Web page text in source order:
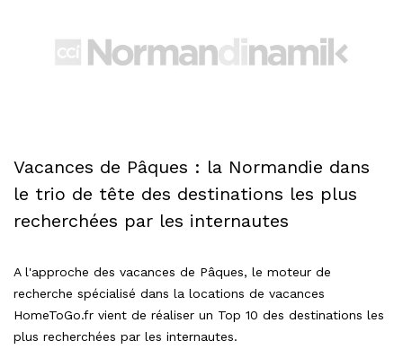
Vacances de Pâques : la Normandie dans
le trio de tête des destinations les plus
recherchées par les internautes
A l'approche des vacances de Pâques, le moteur de
recherche spécialisé dans la locations de vacances
HomeToGo.fr vient de réaliser un Top 10 des destinations les
plus recherchées par les internautes.